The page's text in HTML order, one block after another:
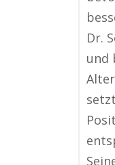
Dr.
und